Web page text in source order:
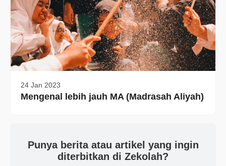
24 Jan 2023
Mengenal lebih jauh MA (Madrasah Aliyah)
Punya berita atau artikel yang ingin
diterbitkan di Zekolah?